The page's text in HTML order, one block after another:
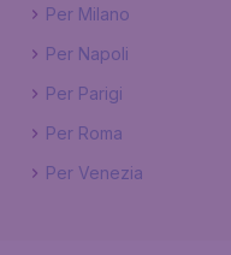
Per Milano
Per Napoli
Per Parigi
Per Roma
Per Venezia